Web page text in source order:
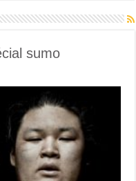
sumo